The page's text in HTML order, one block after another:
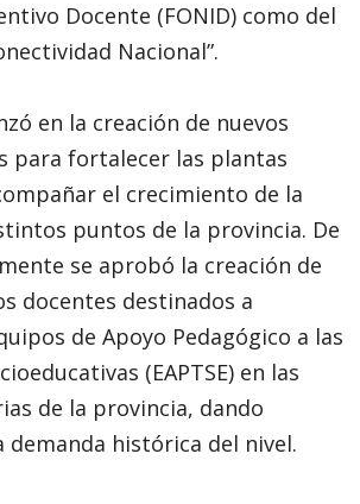
Docente (FONID) como del
Nacional”.
en la creación de nuevos
para fortalecer las plantas
el crecimiento de la
puntos de la provincia. De
se aprobó la creación de
docentes destinados a
de Apoyo Pedagógico a las
(EAPTSE) en las
de la provincia, dando
demanda histórica del nivel.